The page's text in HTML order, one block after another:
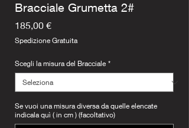
Bracciale Grumetta 2#
185,00 €Prezzo
Spedizione Gratuita
Scegli la misura del Bracciale *
Se vuoi una misura diversa da quelle elencate
indicala quì ( in cm ) (facoltativo)